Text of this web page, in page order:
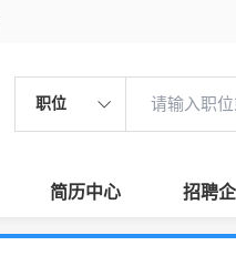
职位
简历中心 招聘